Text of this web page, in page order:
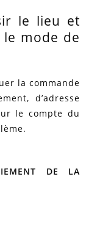
le lieu et
mode de
la commande
d’adresse
le compte du
DE LA